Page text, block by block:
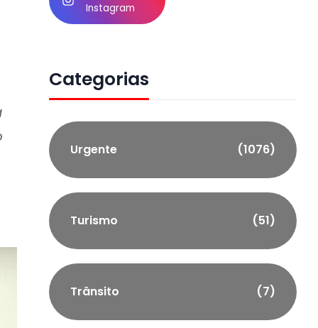
Instagram
Categorias
Urgente (1076)
Turismo (51)
Trânsito (7)